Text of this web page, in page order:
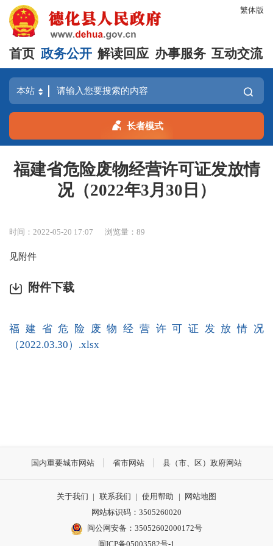
繁体版
首页 政务公开 解读回应 办事服务 互动交流
长者模式
福建省危险废物经营许可证发放情
况（2022年3月30日）
时间：2022-05-20 17:07 浏览量：89
见附件
附件下载
福建省危险废物经营许可证发放情况
（2022.03.30）.xlsx
国内重要城市网站 省市网站 县（市、区）政府网站
关于我们 | 联系我们 | 使用帮助 |
网站地图
网站标识码：3505260020
闽公网安备：35052602000172号
闽ICP备05003582号-1